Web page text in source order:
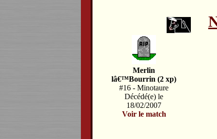
Merlin
lâ€™Bourrin (2 xp)
#16 - Minotaure
Décédé(e) le
18/02/2007
Voir le match